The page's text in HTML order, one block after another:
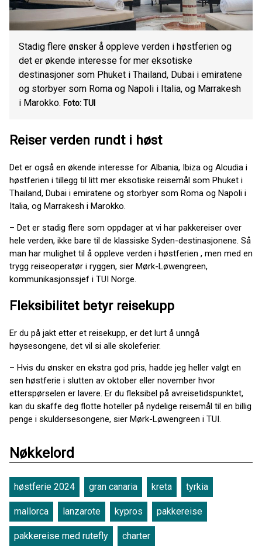
Stadig flere ønsker å oppleve verden i høstferien og
det er økende interesse for mer eksotiske
destinasjoner som Phuket i Thailand, Dubai i emiratene
og storbyer som Roma og Napoli i Italia, og Marrakesh
i Marokko. Foto: TUI
Reiser verden rundt i høst
Det er også en økende interesse for Albania, Ibiza og Alcudia i
høstferien i tillegg til litt mer eksotiske reisemål som Phuket i
Thailand, Dubai i emiratene og storbyer som Roma og Napoli i
Italia, og Marrakesh i Marokko.
– Det er stadig flere som oppdager at vi har pakkereiser over
hele verden, ikke bare til de klassiske Syden-destinasjonene. Så
man har mulighet til å oppleve verden i høstferien , men med en
trygg reiseoperatør i ryggen, sier Mørk-Løwengreen,
kommunikasjonssjef i TUI Norge.
Fleksibilitet betyr reisekupp
Er du på jakt etter et reisekupp, er det lurt å unngå
høysesongene, det vil si alle skoleferier.
– Hvis du ønsker en ekstra god pris, hadde jeg heller valgt en
sen høstferie i slutten av oktober eller november hvor
etterspørselen er lavere. Er du fleksibel på avreisetidspunktet,
kan du skaffe deg flotte hoteller på nydelige reisemål til en billig
penge i skuldersesongene, sier Mørk-Løwengreen i TUI.
Nøkkelord
høstferie 2024 gran canaria kreta tyrkia
mallorca lanzarote kypros pakkereise
pakkereise med rutefly charter